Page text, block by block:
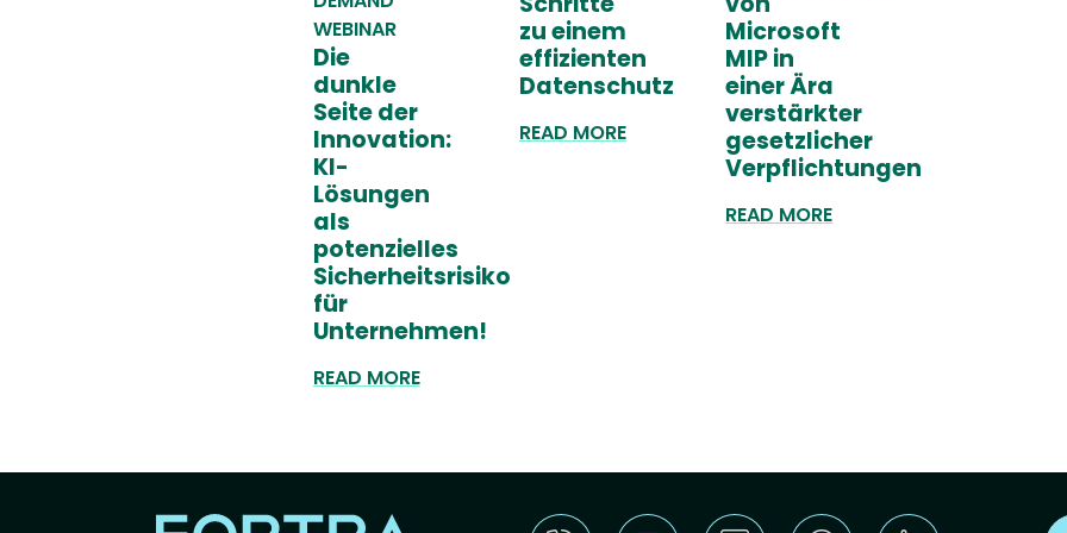
WEBINAR
Die
dunkle
Seite der
Innovation:
KI-
Lösungen
als
potenzielles
Sicherheitsrisiko
für
Unternehmen!
READ MORE
zu einem
effizienten
Datenschutz
READ MORE
Microsoft
MIP in
einer Ära
verstärkter
gesetzlicher
Verpflichtungen
READ MORE